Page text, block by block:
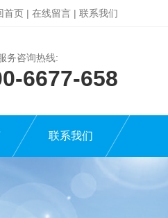
首页 | 在线留言 | 联系我们
务咨询热线:
6677-658
联系我们